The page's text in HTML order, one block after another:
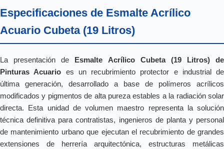
Especificaciones de Esmalte Acrílico
Acuario Cubeta (19 Litros)
La presentación de Esmalte Acrílico Cubeta (19 Litros) de
Pinturas Acuario es un recubrimiento protector e industrial de
última generación, desarrollado a base de polímeros acrílicos
modificados y pigmentos de alta pureza estables a la radiación solar
directa. Esta unidad de volumen maestro representa la solución
técnica definitiva para contratistas, ingenieros de planta y personal
de mantenimiento urbano que ejecutan el recubrimiento de grandes
extensiones de herrería arquitectónica, estructuras metálicas